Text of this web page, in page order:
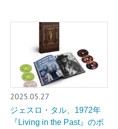
2025.05.27
ジェスロ・タル、1972年
『Living in the Past』のボ